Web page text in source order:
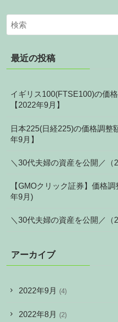
最近の投稿
イギリス100(FTSE100)の価
【2022年9月】
日本225(日経225)の価格調整
年9月】
＼30代夫婦の資産を公開／（
【GMOクリック証券】価格
年9月)
＼30代夫婦の資産を公開／（
アーカイブ
2022年9月 (4)
2022年8月 (2)